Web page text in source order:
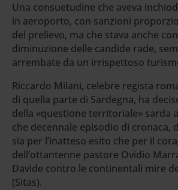
Una consuetudine che aveva
in aeroporto, con sanzioni
del prelievo, ma che stava anche
diminuzione delle candide rade,
arrembate da un irrispettoso
Riccardo Milani, celebre regista
di quella parte di Sardegna, ha
della «questione territoriale» sarda
che decennale episodio di cronaca,
sia per l’inatteso esito che per il
dell’ottantenne pastore Ovidio
Davide contro le continentali mire
(Sitas).